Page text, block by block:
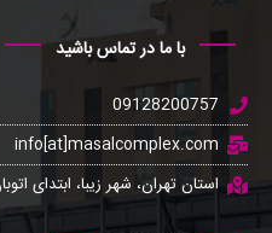
با ما در تماس باشید
09128200757
info[at]masalcomplex.com
استان تهران، شهر زیبا، ابتدای